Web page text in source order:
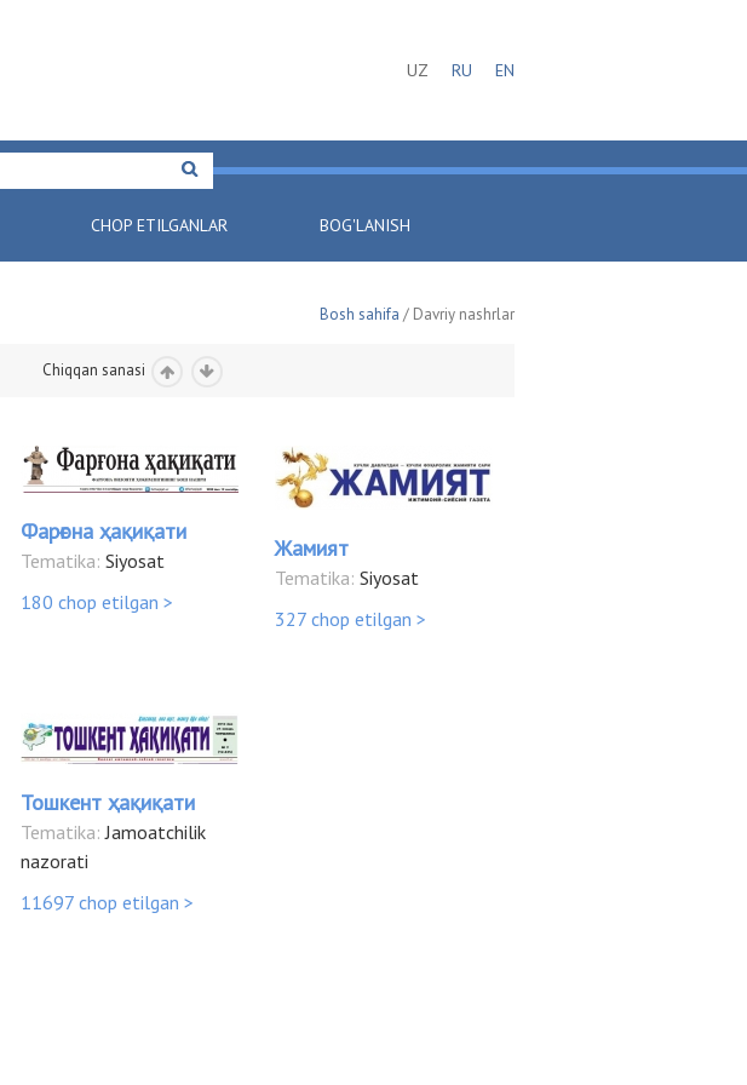
UZ RU EN
CHOP ETILGANLAR BOG'LANISH
Bosh sahifa / Davriy nashrlar
Chiqqan sanasi
Фарғона ҳақиқати
Tematika: Siyosat
180 chop etilgan >
Жамият
Tematika: Siyosat
327 chop etilgan >
Тошкент ҳақиқати
Tematika: Jamoatchilik
nazorati
11697 chop etilgan >